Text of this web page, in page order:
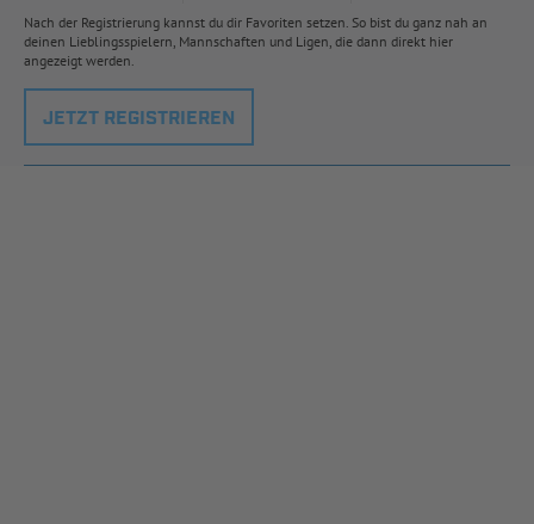
Nach der Registrierung kannst du dir Favoriten setzen. So bist du ganz nah an
deinen Lieblingsspielern, Mannschaften und Ligen, die dann direkt hier
angezeigt werden.
JETZT REGISTRIEREN